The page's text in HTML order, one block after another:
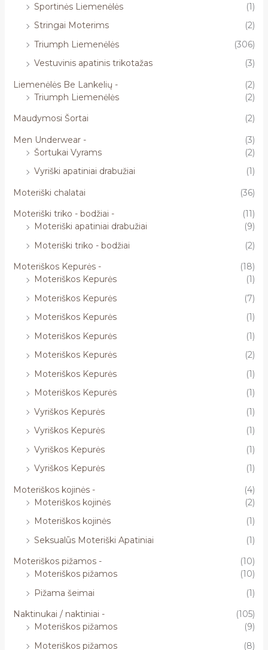
Sportinės Liemenėlės
(1)
Stringai Moterims
(2)
Triumph Liemenėlės
(306)
Vestuvinis apatinis trikotažas
(3)
Liemenėlės Be Lankelių -
(2)
Triumph Liemenėlės
(2)
Maudymosi Šortai
(2)
Men Underwear -
(3)
Šortukai Vyrams
(2)
Vyriški apatiniai drabužiai
(1)
Moteriški chalatai
(36)
Moteriški triko - bodžiai -
(11)
Moteriški apatiniai drabužiai
(9)
Moteriški triko - bodžiai
(2)
Moteriškos Kepurės -
(18)
Moteriškos Kepurės
(1)
Moteriškos Kepurės
(7)
Moteriškos Kepurės
(1)
Moteriškos Kepurės
(1)
Moteriškos Kepurės
(2)
Moteriškos Kepurės
(1)
Moteriškos Kepurės
(1)
Vyriškos Kepurės
(1)
Vyriškos Kepurės
(1)
Vyriškos Kepurės
(1)
Vyriškos Kepurės
(1)
Moteriškos kojinės -
(4)
Moteriškos kojinės
(2)
Moteriškos kojinės
(1)
Seksualūs Moteriški Apatiniai
(1)
Moteriškos pižamos -
(10)
Moteriškos pižamos
(10)
Pižama šeimai
(1)
Naktinukai / naktiniai -
(105)
Moteriškos pižamos
(9)
Moteriškos pižamos
(8)